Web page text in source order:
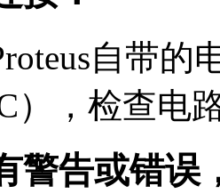
自带的
），检查电
警告或错误